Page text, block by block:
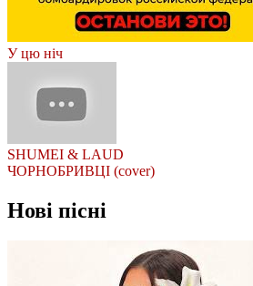
У цю ніч
SHUMEI & LAUD
ЧОРНОБРИВЦІ (cover)
Нові пісні